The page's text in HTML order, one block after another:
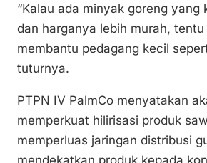
“Kalau ada minyak goreng yang
dan harganya lebih murah, tentu
membantu pedagang kecil
tuturnya.
PTPN IV PalmCo menyatakan
memperkuat hilirisasi produk
memperluas jaringan distribusi
mendekatkan produk kepada